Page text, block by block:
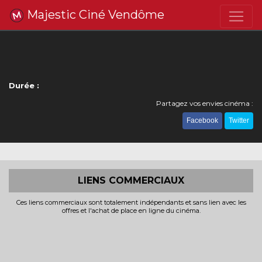
Majestic Ciné Vendôme
Durée :
Partagez vos envies cinéma :
Facebook Twitter
LIENS COMMERCIAUX
Ces liens commerciaux sont totalement indépendants et sans lien avec les
offres et l'achat de place en ligne du cinéma.